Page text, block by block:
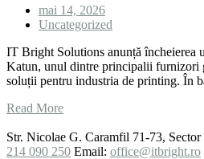
mai 14, 2026
Uncategorized
IT Bright Solutions anunță încheierea
Katun, unul dintre principalii furnizori
soluții pentru industria de printing. În
Read More
Str. Nicolae G. Caramfil 71-73, Sector
214 090 250 Email: office@itbright.ro